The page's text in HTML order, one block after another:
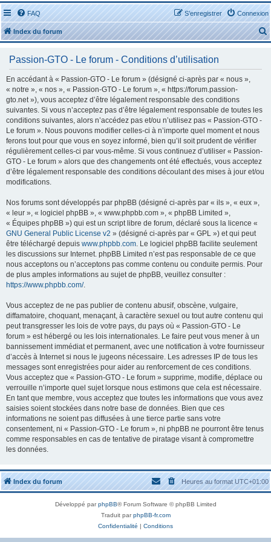
FAQ Connexion
S’enregistrer
Index du forum
e
Passion-GTO - Le forum - Conditions d’utilisation
En accédant à « Passion-GTO - Le forum » (désigné ci-après par « nous »,
« notre », « nos », « Passion-GTO - Le forum », « https://forum.passion-
gto.net »), vous acceptez d’être légalement responsable des conditions
suivantes. Si vous n’acceptez pas d’être légalement responsable de toutes les
conditions suivantes, alors n’accédez pas et/ou n’utilisez pas « Passion-GTO -
Le forum ». Nous pouvons modifier celles-ci à n’importe quel moment et nous
ferons tout pour que vous en soyez informé, bien qu’il soit prudent de vérifier
régulièrement celles-ci par vous-même. Si vous continuez d’utiliser « Passion-
GTO - Le forum » alors que des changements ont été effectués, vous acceptez
d’être légalement responsable des conditions découlant des mises à jour et/ou
modifications.
Nos forums sont développés par phpBB (désigné ci-après par « ils », « eux »,
« leur », « logiciel phpBB », « www.phpbb.com », « phpBB Limited »,
« Équipes phpBB ») qui est un script libre de forum, déclaré sous la licence «
GNU General Public License v2 » (désigné ci-après par « GPL ») et qui peut
être téléchargé depuis www.phpbb.com. Le logiciel phpBB facilite seulement
les discussions sur Internet. phpBB Limited n’est pas responsable de ce que
nous acceptons ou n’acceptons pas comme contenu ou conduite permis. Pour
de plus amples informations au sujet de phpBB, veuillez consulter :
https://www.phpbb.com/.
Vous acceptez de ne pas publier de contenu abusif, obscène, vulgaire,
diffamatoire, choquant, menaçant, à caractère sexuel ou tout autre contenu qui
peut transgresser les lois de votre pays, du pays où « Passion-GTO - Le
forum » est hébergé ou les lois internationales. Le faire peut vous mener à un
bannissement immédiat et permanent, avec une notification à votre fournisseur
d’accès à Internet si nous le jugeons nécessaire. Les adresses IP de tous les
messages sont enregistrées pour aider au renforcement de ces conditions.
Vous acceptez que « Passion-GTO - Le forum » supprime, modifie, déplace ou
verrouille n’importe quel sujet lorsque nous estimons que cela est nécessaire.
En tant que membre, vous acceptez que toutes les informations que vous avez
saisies soient stockées dans notre base de données. Bien que ces
informations ne soient pas diffusées à une tierce partie sans votre
consentement, ni « Passion-GTO - Le forum », ni phpBB ne pourront être tenus
comme responsables en cas de tentative de piratage visant à compromettre
les données.
Index du forum Heures au formatUTC+01:00
Développé parphpBB® Forum Software © phpBB Limited
Traduit parphpBB-fr.com
Confidentialité | Conditions